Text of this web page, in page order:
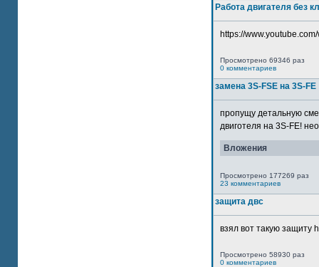
Работа двигателя без
https://
Просмотрено 69346 раз
0 комментариев
замена 3S-FSE на 3S-FE
пропущу детальную
двиготеля на 3S-FE!
Вложения
Просмотрено 177269 раз
23 комментариев
защита двс
взял вот такую защиту
Просмотрено 58930 раз
0 комментариев